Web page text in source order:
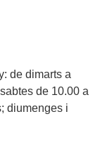
de dimarts a
de 10.00 a
diumenges i